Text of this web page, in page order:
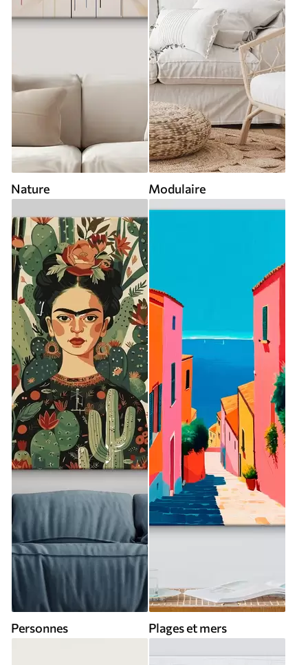
Nature Modulaire
Personnes Plages et mers